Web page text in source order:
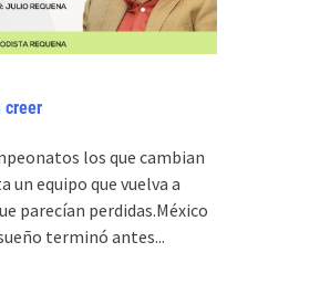
creer
los que cambian
un equipo que vuelva a
parecían perdidas.México
terminó antes...